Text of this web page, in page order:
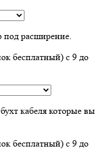
под расширение.
бесплатный) с 9 до
кабеля которые вы
бесплатный) с 9 до